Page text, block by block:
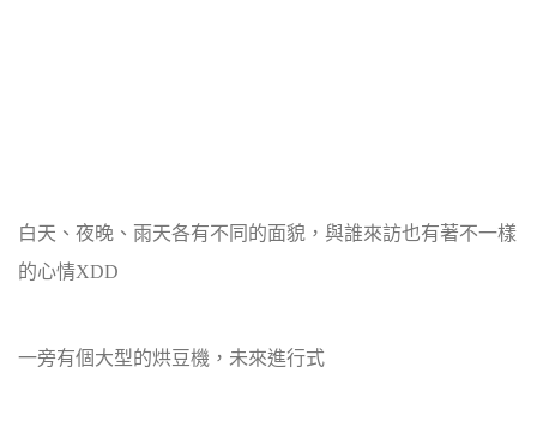
白天、夜晚、雨天各有不同的面貌，與誰來訪也有著不一樣
的心情XDD
一旁有個大型的烘豆機，未來進行式